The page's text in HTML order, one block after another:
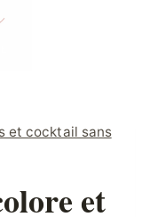
et cocktail sans
et